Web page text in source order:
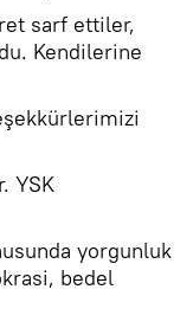
sarf ettiler,
Kendilerine
YSK
yorgunluk
bedel